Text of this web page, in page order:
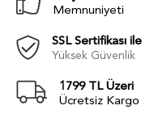
Memnuniyeti
SSL Sertifikası ile
Yüksek Güvenlik
1799 TL Üzeri
Ücretsiz Kargo